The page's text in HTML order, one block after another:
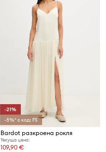
-21%
-5%* с код: FS
Bardot разкроена рокля
Текуща цена:
109,90 €